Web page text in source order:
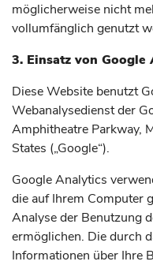
möglicherweise nicht
vollumfänglich genutzt
3. Einsatz von Google
Diese Website benutzt
Webanalysedienst der
Amphitheatre Parkway,
States („Google“).
Google Analytics
die auf Ihrem Computer
Analyse der Benutzung
ermöglichen. Die durch
Informationen über Ihre